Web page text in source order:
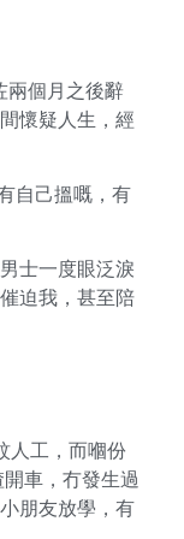
兩個月之後辭
懷疑人生，經
自己搵嘅，有
士一度眼泛淚
迫我，甚至陪
人工，而嗰份
車，冇發生過
朋友放學，有